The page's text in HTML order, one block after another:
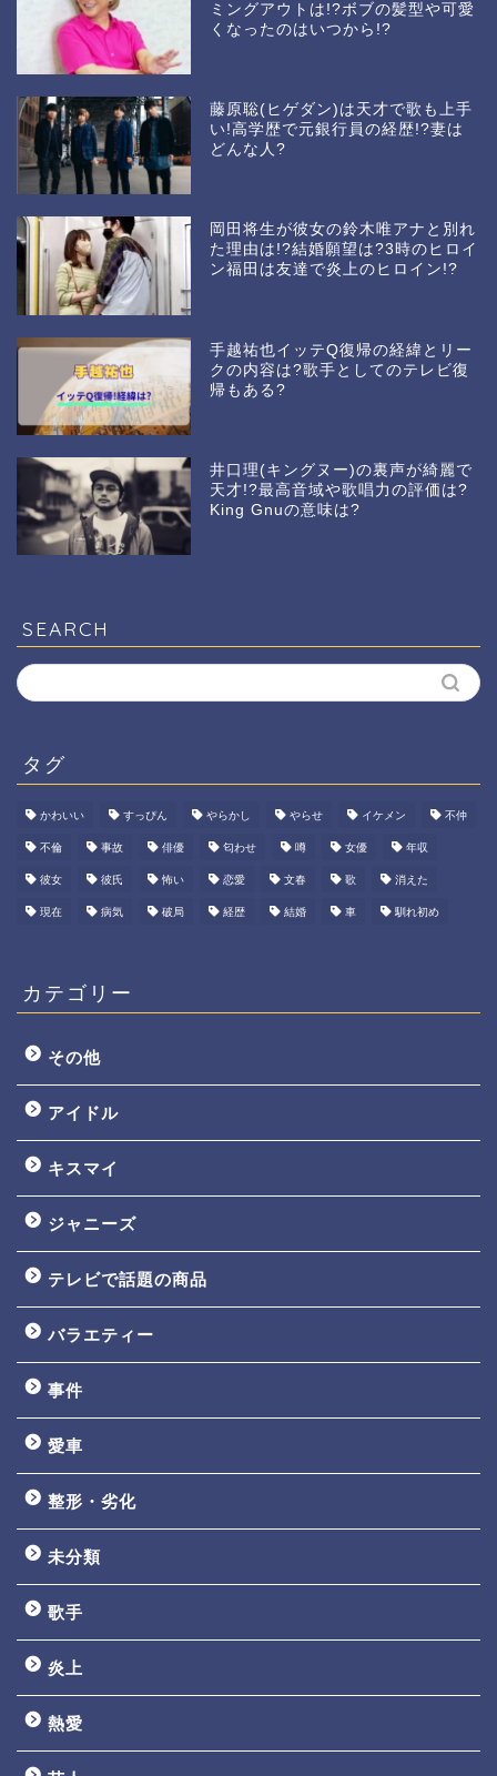
ミングアウトは!?ボブの髪型や可愛
くなったのはいつから!?
藤原聡(ヒゲダン)は天才で歌も上手
い!高学歴で元銀行員の経歴!?妻は
どんな人?
岡田将生が彼女の鈴木唯アナと別れ
た理由は!?結婚願望は?3時のヒロイ
ン福田は友達で炎上のヒロイン!?
手越祐也イッテQ復帰の経緯とリー
クの内容は?歌手としてのテレビ復
帰もある?
井口理(キングヌー)の裏声が綺麗で
天才!?最高音域や歌唱力の評価は?
King Gnuの意味は?
SEARCH
タグ
かわいい すっぴん やらかし やらせ イケメン 不仲
不倫 事故 俳優 匂わせ 噂 女優 年収
彼女 彼氏 怖い 恋愛 文春 歌 消えた
現在 病気 破局 経歴 結婚 車 馴れ初め
カテゴリー
その他
アイドル
キスマイ
ジャニーズ
テレビで話題の商品
バラエティー
事件
愛車
整形・劣化
未分類
歌手
炎上
熱愛